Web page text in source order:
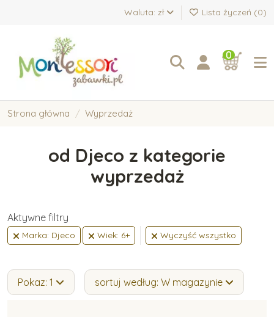
Waluta: zł Lista życzeń (0)
0
Strona główna Wyprzedaż
od Djeco z kategorie
wyprzedaż
Aktywne filtry
Marka: Djeco Wiek: 6+ Wyczyść wszystko
Pokaz: 1 sortuj według: W magazynie